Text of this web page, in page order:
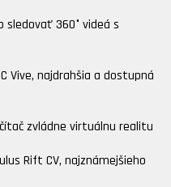
sledovať 360° videá s
Vive, najdrahšia a dostupná
zvládne virtuálnu realitu
Rift CV, najznámejšieho